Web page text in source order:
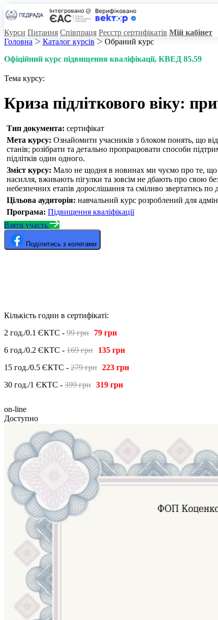
Курси Питання Співпраця Реєстр сертифікатів Мій кабінет
Головна
Каталог курсів
Обраний курс
Офіційний курс підвищення кваліфікації, КВЕД 85.59
Тема курсу:
Криза підліткового віку:
Тип документа: сертифікат
Мета курсу: Ознайомити учасників з блоком понять, що
станів; розібрати та детально пропрацювати способи
підлітків один одного.
Зміст курсу: Мало не щодня в новинах ми чуємо про те, що
насилля, вживають пігулки та зовсім не дбають про свою
небезпечних етапів дорослішання та сміливо звертатись по
Цільова аудиторія: навчальний курс розроблений для
Програма: Підвищення кваліфікації
Взяти участь
Поділитись з колегами
Кількість годин в сертифікаті:
2 год./0.1 ЄКТС - 99 грн
79 грн
6 год./0.2 ЄКТС - 169 грн
135 грн
15 год./0.5 ЄКТС - 279 грн 223 грн
30 год./1 ЄКТС - 399 грн 319 грн
on-line
Доступно